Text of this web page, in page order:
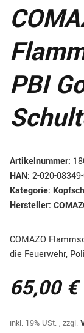
PBI
Artikelnummer:
HAN: 2-020-
Kategorie:
Hersteller:
COMAZO
die Feuerwehr,
65,00 €
inkl. 19% USt. , zzgl.